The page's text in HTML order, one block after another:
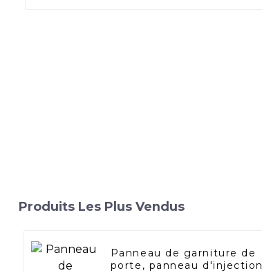
Produits Les Plus Vendus
Panneau de garniture de
porte, panneau d'injection